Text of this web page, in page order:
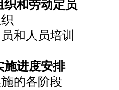
织和劳动定员
人员培训
施进度安排
的各阶段